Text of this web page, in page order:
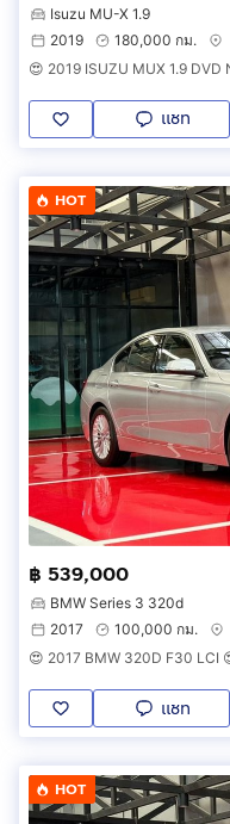
Isuzu MU-X 1.9
2019
180,000 กม.
แชท
HOT
฿ 539,000
BMW Series 3 320d
2017
100,000 กม.
แชท
HOT